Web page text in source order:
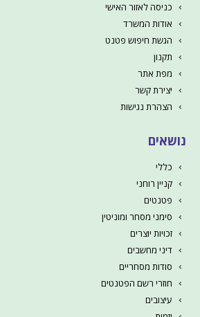
כניסה לאזור האישי
אודות המשרד
הגשת חיפוש פטנט
תקנון
מפת אתר
יצירת קשר
הצהרת נגישות
נושאים
כללי
קניין רוחני
פטנטים
סימני מסחר ומוניטין
זכויות יוצרים
דיני מחשבים
סודות מסחריים
חוזרי רשם הפטנטים
עיצובים